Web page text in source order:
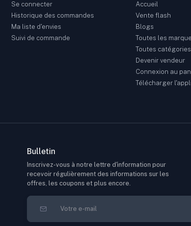
Se connecter
Historique des commandes
Ma liste d'envies
Suivi de commande
Accueil
Vente flash
Blogs
Toutes les
Toutes catégories
Devenir vendeur
Connexion au
Télécharger
Bulletin
Inscrivez-vous à notre lettre d'information pour
recevoir régulièrement des informations sur les
offres, les coupons et plus encore.